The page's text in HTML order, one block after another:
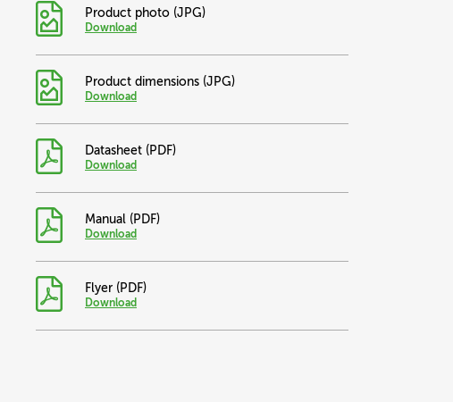
Product photo (JPG)
Download
Product dimensions (JPG)
Download
Datasheet (PDF)
Download
Manual (PDF)
Download
Flyer (PDF)
Download